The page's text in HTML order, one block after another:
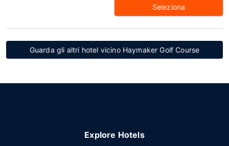
Seleziona
Guarda gli altri hotel vicino Haymaker Golf Course
Explore Hotels